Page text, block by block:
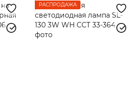
РАСПРОДАЖА